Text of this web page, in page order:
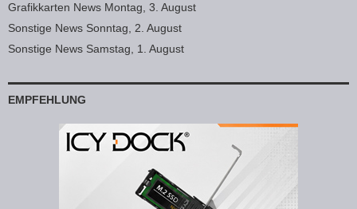
Grafikkarten News Montag, 3. August
Sonstige News Sonntag, 2. August
Sonstige News Samstag, 1. August
EMPFEHLUNG